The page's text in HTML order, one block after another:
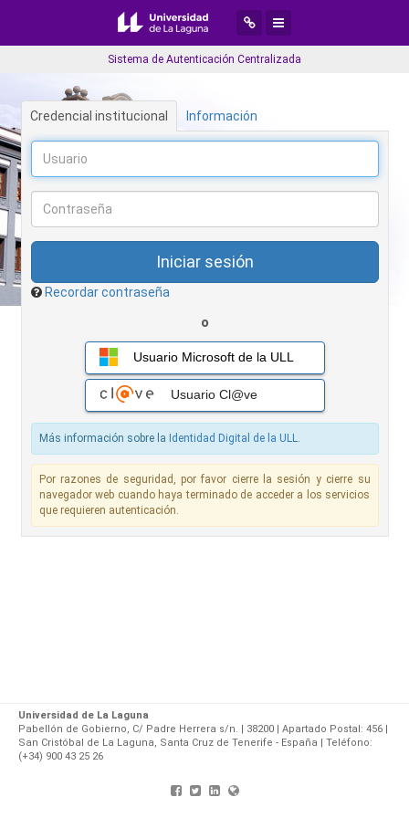
Desplegar menú de
Desplegar menú de
Sistema de Autenticación Centralizada
Credencial institucional Información
Recordar contraseña
o
Usuario Microsoft de la ULL
Usuario Cl@ve
Más información sobre la Identidad Digital de la ULL.
Por razones de seguridad, por favor cierre la sesión y cierre su
navegador web cuando haya terminado de acceder a los servicios
que requieren autenticación.
Universidad de La Laguna
Pabellón de Gobierno, C/ Padre Herrera s/n. | 38200 | Apartado Postal: 456 |
San Cristóbal de La Laguna, Santa Cruz de Tenerife - España | Teléfono:
(+34) 900 43 25 26